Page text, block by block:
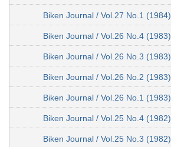
Biken Journal / Vol.27 No.1 (1984)
Biken Journal / Vol.26 No.4 (1983)
Biken Journal / Vol.26 No.3 (1983)
Biken Journal / Vol.26 No.2 (1983)
Biken Journal / Vol.26 No.1 (1983)
Biken Journal / Vol.25 No.4 (1982)
Biken Journal / Vol.25 No.3 (1982)